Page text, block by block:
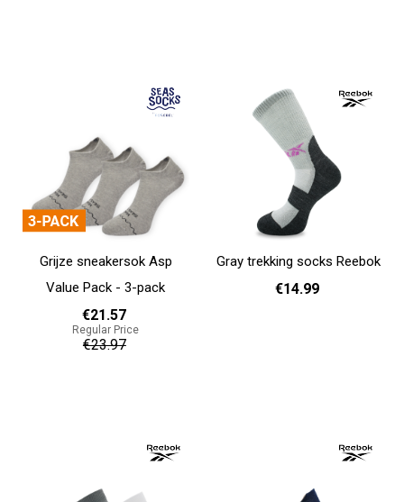
Grijze sneakersok Asp
Value Pack - 3-pack
€21.57
Regular Price
€23.97
Gray trekking socks Reebok
€14.99